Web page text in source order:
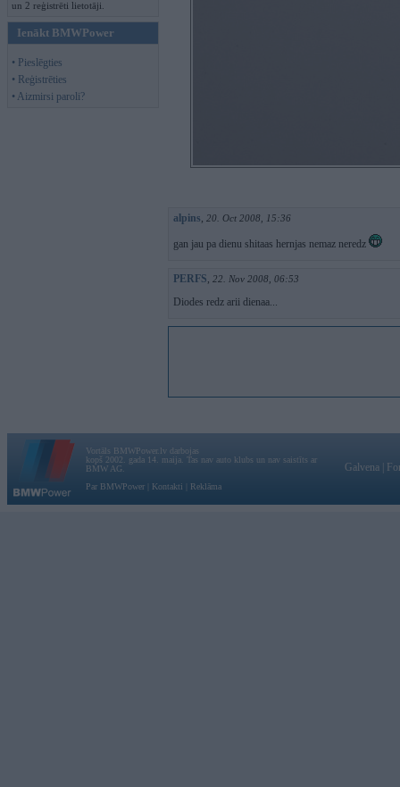
un 2 reģistrēti lietotāji.
Ienākt BMWPower
• Pieslēgties
• Reģistrēties
• Aizmirsi paroli?
alpins, 20. Oct 2008, 15:36
gan jau pa dienu shitaas hernjas nemaz neredz
PERFS, 22. Nov 2008, 06:53
Diodes redz arii dienaa...
Vortāls BMWPower.lv darbojas
kopš 2002. gada 14. maija. Tas nav auto klubs un nav saistīts ar
BMW AG.
Par BMWPower
Kontakti Reklāma
Galvena